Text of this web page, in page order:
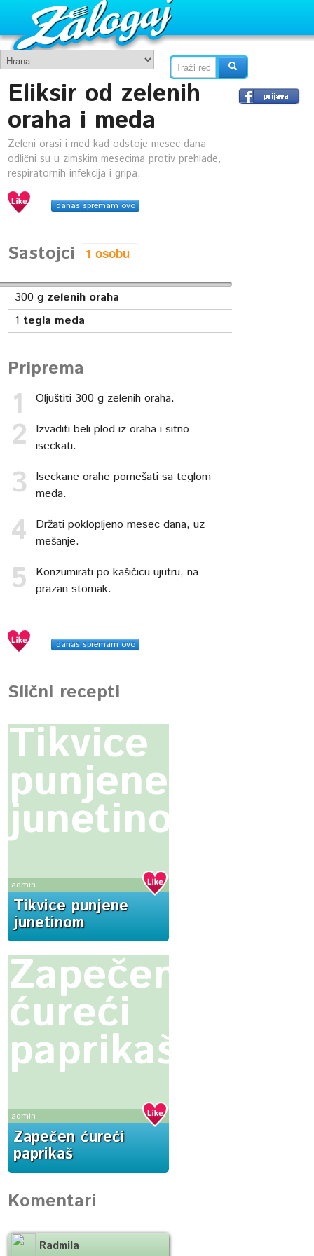
Eliksir od zelenih
oraha i meda
Zeleni orasi i med kad odstoje mesec dana
odlični su u zimskim mesecima protiv prehlade,
respiratornih infekcija i gripa.
danas spremam ovo
Sastojci
300 g zelenih oraha
1 tegla meda
Priprema
Oljuštiti 300 g zelenih oraha.
Izvaditi beli plod iz oraha i sitno
iseckati.
Iseckane orahe pomešati sa teglom
meda.
Držati poklopljeno mesec dana, uz
mešanje.
Konzumirati po kašičicu ujutru, na
prazan stomak.
danas spremam ovo
Slični recepti
Tikvice
punjene
junetinom
admin
Tikvice punjene
junetinom
Zapečen
ćureći
paprikaš
admin
Zapečen ćureći
paprikaš
Komentari
Radmila